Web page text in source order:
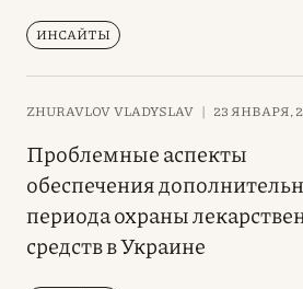
ИНСАЙТЫ
ZHURAVLOV VLADYSLAV | 23 ЯНВАРЯ,
Проблемные аспекты
обеспечения
периода охраны
средств в Украине